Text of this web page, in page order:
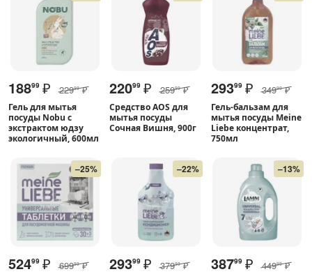
18899 ₽ 22999 ₽
Гель для мытья
посуды Nobu с
экстрактом юдзу
экологичный, 600мл
22099 ₽ 25999 ₽
Средство AOS для
мытья посуды
Сочная Вишня, 900г
29399 ₽ 34999 ₽
Гель-бальзам для
мытья посуды Meine
Liebe концентрат,
750мл
–25%
52499 ₽ 69999 ₽
–22%
29399 ₽ 37999 ₽
–13%
38799 ₽ 44999 ₽